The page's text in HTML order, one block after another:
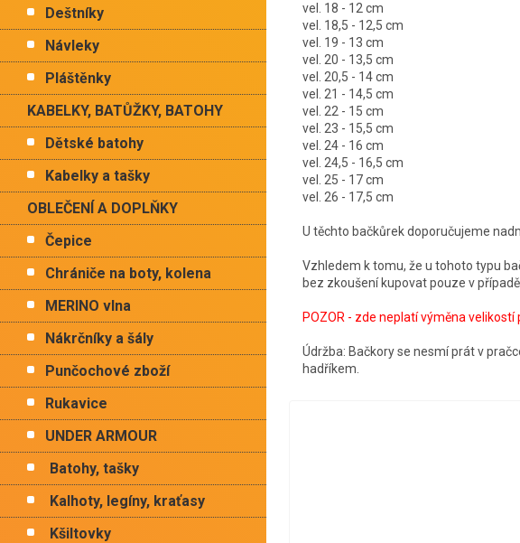
Deštníky
Návleky
Pláštěnky
KABELKY, BATŮŽKY, BATOHY
Dětské batohy
Kabelky a tašky
OBLEČENÍ A DOPLŇKY
Čepice
Chrániče na boty, kolena
MERINO vlna
Nákrčníky a šály
Punčochové zboží
Rukavice
UNDER ARMOUR
Batohy, tašky
Kalhoty, legíny, kraťasy
Kšiltovky
vel. 18 - 12 cm
vel. 18,5 - 12,5 cm
vel. 19 - 13 cm
vel. 20 - 13,5 cm
vel. 20,5 - 14 cm
vel. 21 - 14,5 cm
vel. 22 - 15 cm
vel. 23 - 15,5 cm
vel. 24 - 16 cm
vel. 24,5 - 16,5 cm
vel. 25 - 17 cm
vel. 26 - 17,5 cm
U těchto bačkůrek doporučujeme
Vzhledem k tomu, že u tohoto typu
bez zkoušení kupovat pouze v
POZOR - zde neplatí výměna
Údržba: Bačkory se nesmí prát v
hadříkem.